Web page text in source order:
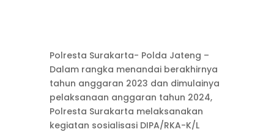
Polresta Surakarta- Polda Jateng –
Dalam rangka menandai berakhirnya
tahun anggaran 2023 dan dimulainya
pelaksanaan anggaran tahun 2024,
Polresta Surakarta melaksanakan
kegiatan sosialisasi DIPA/RKA-K/L